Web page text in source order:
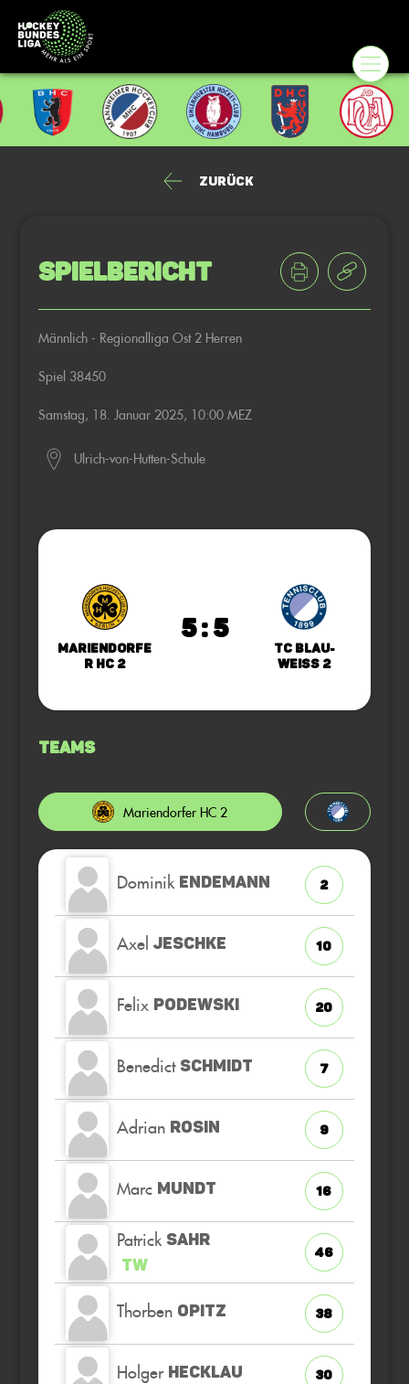
Zurück
Spielbericht
Männlich - Regionalliga Ost 2 Herren
Spiel 38450
Samstag, 18. Januar 2025, 10:00 MEZ
Ulrich-von-Hutten-Schule
Mariendorfe
r HC 2
5 : 5
TC Blau-
Weiss 2
Teams
Mariendorfer HC 2
Dominik ENDEMANN 2
Axel JESCHKE 10
Felix PODEWSKI 20
Benedict SCHMIDT 7
Adrian ROSIN 9
Marc MUNDT 16
Patrick SAHR
TW
46
Thorben OPITZ 38
Holger HECKLAU 30